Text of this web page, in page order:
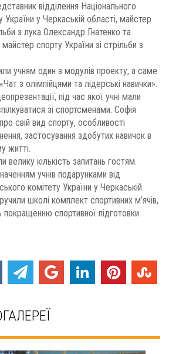
відділення Національного
України у Черкаській області, майстер
з лука Олександр Гнатенко та
майстер спорту України зі стрільби з
учням один з модулів проекту, а саме
з олімпійцями та лідерські навички».
під час якої учні мали
зі спортсменами. Софія
свій вид спорту, особливості
застосування здобутих навичок в
житті.
велику кількість запитань гостям.
учнів подарунками від
комітету України у Черкаській
школі комплект спортивних м’ячів,
покращенню спортивної підготовки